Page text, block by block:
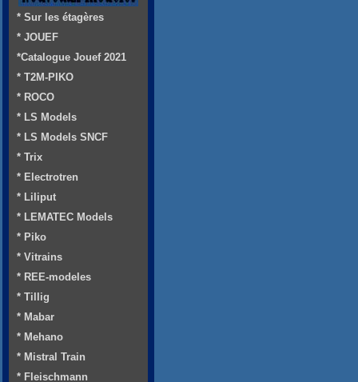
* Sur les étagères
* JOUEF
*Catalogue Jouef 2021
* T2M-PIKO
* ROCO
* LS Models
* LS Models SNCF
* Trix
* Electrotren
* Liliput
* LEMATEC Models
* Piko
* Vitrains
* REE-modeles
* Tillig
* Mabar
* Mehano
* Mistral Train
* Fleischmann